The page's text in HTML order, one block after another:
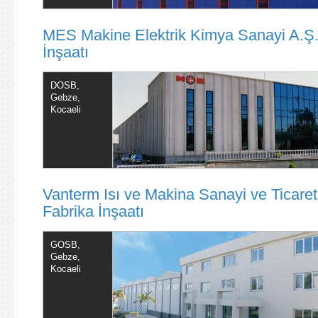
MES Makine Elektrik Kimya Sanayi
İnşaatı
DOSB,
Gebze,
Kocaeli
Vanterm Isı ve Makina Sanayi ve
Fabrika İnşaatı
GOSB,
Gebze,
Kocaeli